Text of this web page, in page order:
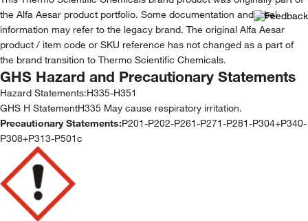
the Alfa Aesar product portfolio. Some documentation and label
information may refer to the legacy brand. The original Alfa Aesar
product / item code or SKU reference has not changed as a part of
the brand transition to Thermo Scientific Chemicals.
GHS Hazard and Precautionary Statements
Hazard Statements:H335-H351
GHS H StatementH335 May cause respiratory irritation.
Precautionary Statements:P201-P202-P261-P271-P281-P304+P340-
P308+P313-P501c